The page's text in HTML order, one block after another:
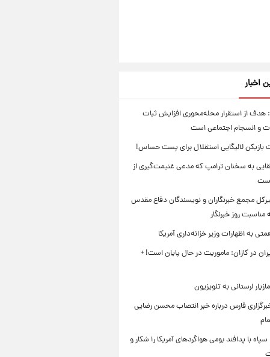
اخبار
هدف از استقرار محله‌محوری افزایش ثبات
و انسجام اجتماعی است
بازیکن لالیگایی استقلال برای پست حساس!
به سخنان ترامپ که مدعی غنیمت‌گیری از
مجمع خبرنگاران و نویسندگان دفاع مقدس
روز خبرنگار
به اظهارات وزیر خزانه‌داری آمریکا
در کازان: ماموریت در حال پایان است! +
لرستانی به تلویزیون
فارس درباره خبر انتصاب محسن رضایی
با پدافند بومی هواگردهای آمریکا را شکار و